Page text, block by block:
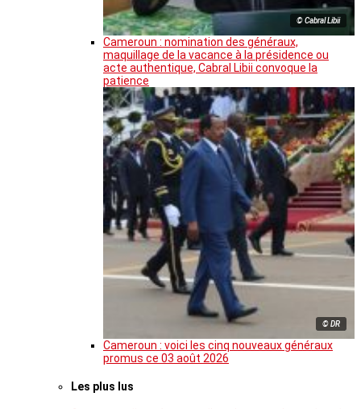
© Cabral Libii
Cameroun : nomination des généraux,
maquillage de la vacance à la présidence ou
acte authentique, Cabral Libii convoque la
patience
© DR
Cameroun : voici les cinq nouveaux généraux
promus ce 03 août 2026
Les plus lus